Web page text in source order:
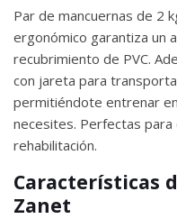
Par de mancuernas de 2
ergonómico garantiza un
recubrimiento de PVC.
con jareta para
permitiéndote entrenar
necesites. Perfectas
rehabilitación.
Características
Zanet